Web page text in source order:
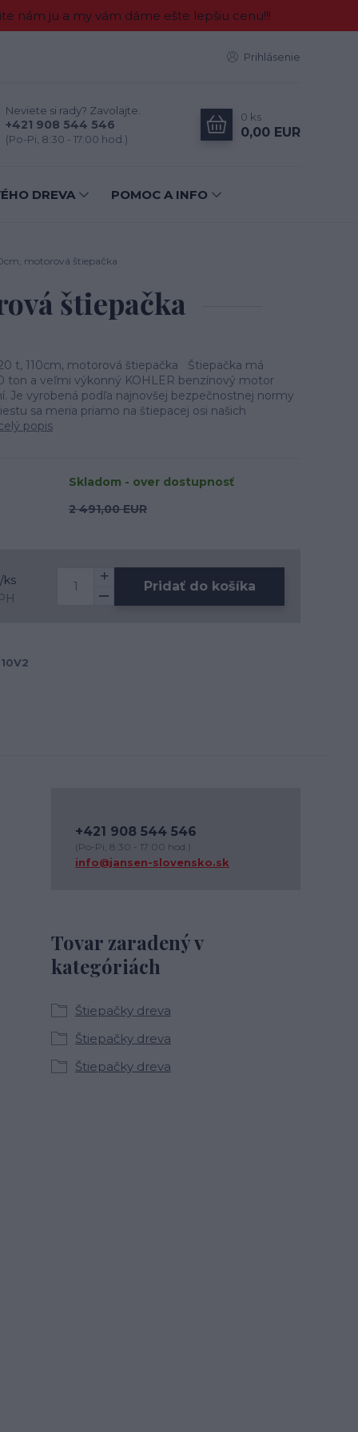
nám ju a my vám dáme ešte lepšiu cenu!!!
Prihlásenie
Neviete si rady? Zavolajte.
+421 908 544 546
(Po-Pi, 8:30 - 17:00 hod.)
0 ks
0,00 EUR
DREVA POMOC A INFO
motorová štiepačka
štiepačka
t, 110cm, motorová štiepačka Štiepačka má
ton a veľmi výkonný KOHLER benzínový motor
Je vyrobená podľa najnovšej bezpečnostnej normy
sa meria priamo na štiepacej osi našich
popis
Skladom - over dostupnosť
2 491,00 EUR
/ks
Pridať do košíka
Tovar zaradený v
kategóriách
Štiepačky dreva
Štiepačky dreva
Štiepačky dreva
+421 908 544 546
(Po-Pi, 8:30 - 17:00 hod.)
info@jansen-slovensko.sk